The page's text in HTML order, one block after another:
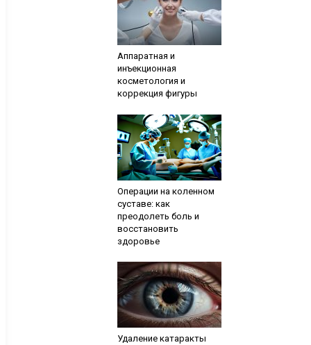
Аппаратная и
инъекционная
косметология и
коррекция фигуры
Операции на коленном
суставе: как
преодолеть боль и
восстановить
здоровье
Удаление катаракты